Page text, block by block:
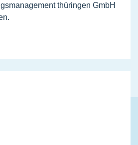
thüringen GmbH